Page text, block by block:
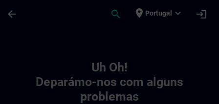
arrow_back search place Portugal expand_more login
Uh Oh!
Deparámo-nos com alguns
problemas